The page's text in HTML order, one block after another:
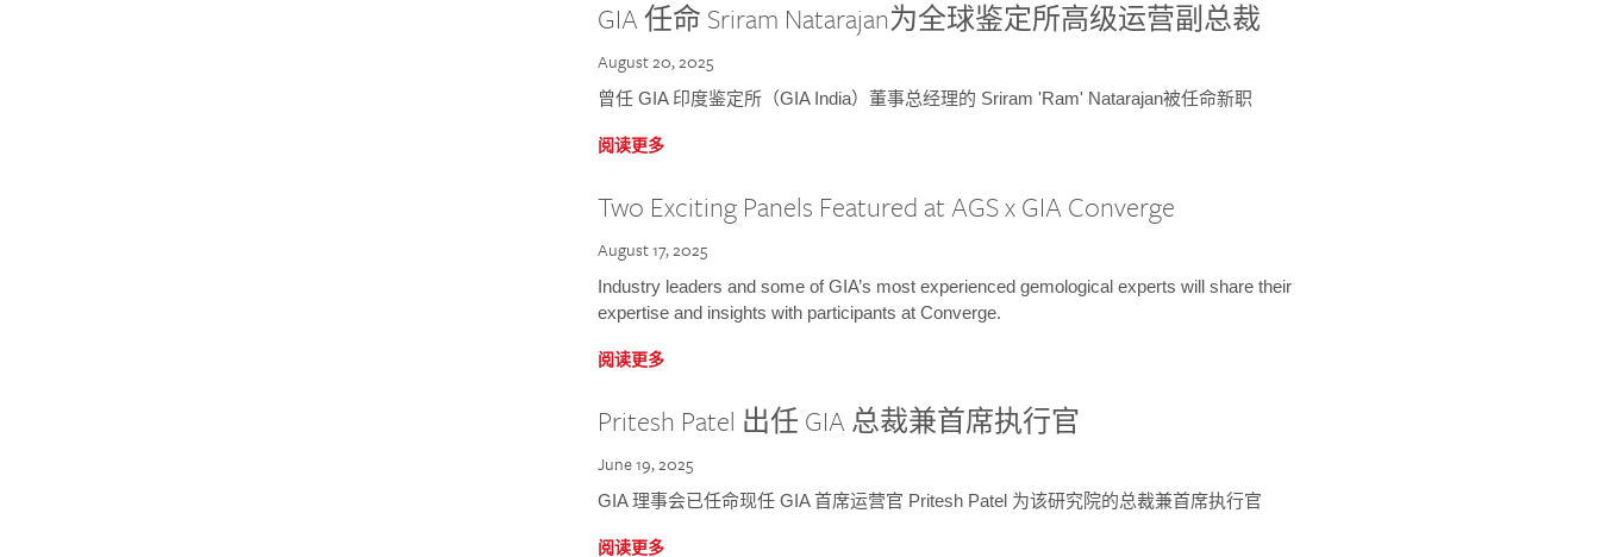
GIA 任命 Sriram Natarajan为全球鉴定所高级运营副总裁
August 20, 2025
曾任 GIA 印度鉴定所（GIA India）董事总经理的 Sriram 'Ram' Natarajan被任命新职
阅读更多
Two Exciting Panels Featured at AGS x GIA Converge
August 17, 2025
Industry leaders and some of GIA’s most experienced gemological experts will share their
expertise and insights with participants at Converge.
阅读更多
Pritesh Patel 出任 GIA 总裁兼首席执行官
June 19, 2025
GIA 理事会已任命现任 GIA 首席运营官 Pritesh Patel 为该研究院的总裁兼首席执行官
阅读更多